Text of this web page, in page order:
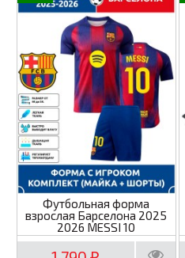
Футбольная форма
взрослая Барселона 2025
2026 MESSI 10